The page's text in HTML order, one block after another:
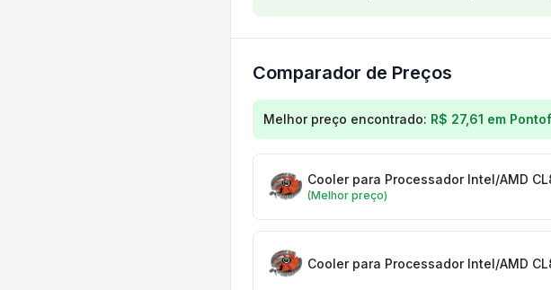
Comparador de Preços
Comparação de preços para Cooler
Melhor preço encontrado: R$ 27,61 em
Cooler para Processador Intel/AMD
(Melhor preço)
Cooler para Processador Intel/AMD